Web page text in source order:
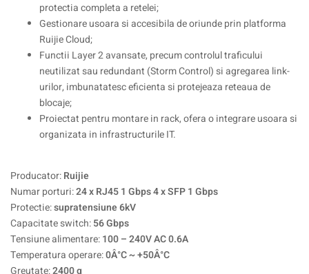
protectia completa a retelei;
Gestionare usoara si accesibila de oriunde prin platforma
Ruijie Cloud;
Functii Layer 2 avansate, precum controlul traficului
neutilizat sau redundant (Storm Control) si agregarea link-
urilor, imbunatatesc eficienta si protejeaza reteaua de
blocaje;
Proiectat pentru montare in rack, ofera o integrare usoara si
organizata in infrastructurile IT.
Producator:Ruijie
Numar porturi:24 x RJ45 1 Gbps 4 x SFP 1 Gbps
Protectie:supratensiune 6kV
Capacitate switch:56 Gbps
Tensiune alimentare:100 – 240V AC 0.6A
Temperatura operare:0Â°C ~ +50Â°C
Greutate:2400 g